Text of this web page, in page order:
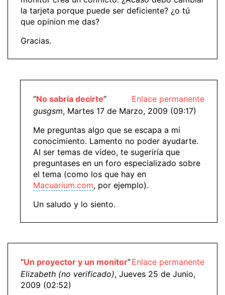
la tarjeta porque puede ser deficiente? ¿o tú
que opinion me das?
Gracias.
Enlace permanente
“No sabría decirte”
gusgsm, Martes 17 de Marzo, 2009 (09:17)
Me preguntas algo que se escapa a mi
conocimiento. Lamento no poder ayudarte.
Al ser temas de vídeo, te sugeriría que
preguntases en un foro especializado sobre
el tema (como los que hay en
Macuarium.com, por ejemplo).
Un saludo y lo siento.
Enlace permanente
“Un proyector y un monitor”
Elizabeth (no verificado), Jueves 25 de Junio,
2009 (02:52)